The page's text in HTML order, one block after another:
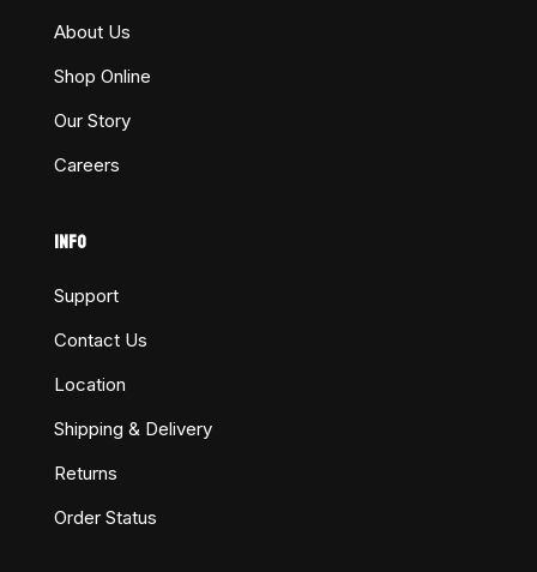
About Us
Shop Online
Our Story
Careers
INFO
Support
Contact Us
Location
Shipping & Delivery
Returns
Order Status